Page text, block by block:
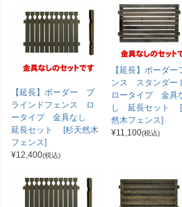
【延長】ボーダー ブ
ラインドフェンス ロ
ータイプ 金具なし
延長セット [杉天然木
フェンス]
¥12,400(税込)
【延長】ボーダー
ンス スタンダー
ロータイプ 金具
し 延長セット [
然木フェンス]
¥11,100(税込)